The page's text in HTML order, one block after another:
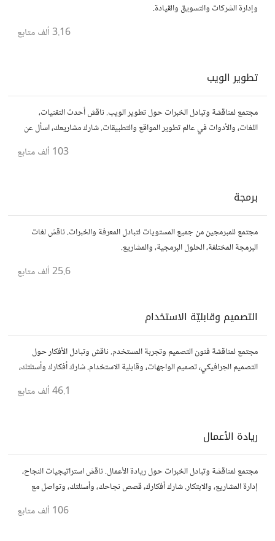
وإدارة الشركات والتسويق والقيادة.
3.16 ألف متابع
تطوير الويب
مجتمع لمناقشة وتبادل الخبرات حول تطوير الويب. ناقش أحدث التقنيات،
اللغات، والأدوات في عالم تطوير المواقع والتطبيقات. شارك مشاريعك، اسأل عن
103 ألف متابع
برمجة
مجتمع للمبرمجين من جميع المستويات لتبادل المعرفة والخبرات. ناقش لغات
البرمجة المختلفة، الحلول البرمجية، والمشاريع.
25.6 ألف متابع
التصميم وقابليّة الاستخدام
مجتمع لمناقشة فنون التصميم وتجربة المستخدم. ناقش وتبادل الأفكار حول
التصميم الجرافيكي، تصميم الواجهات، وقابلية الاستخدام. شارك أفكارك وأسئلتك،
وتواصل مع مصممين ومتخصصين في تحسين تجربة المستخدم.
46.1 ألف متابع
ريادة الأعمال
مجتمع لمناقشة وتبادل الخبرات حول ريادة الأعمال. ناقش استراتيجيات النجاح،
إدارة المشاريع، والابتكار. شارك أفكارك، قصص نجاحك، وأسئلتك، وتواصل مع
106 ألف متابع